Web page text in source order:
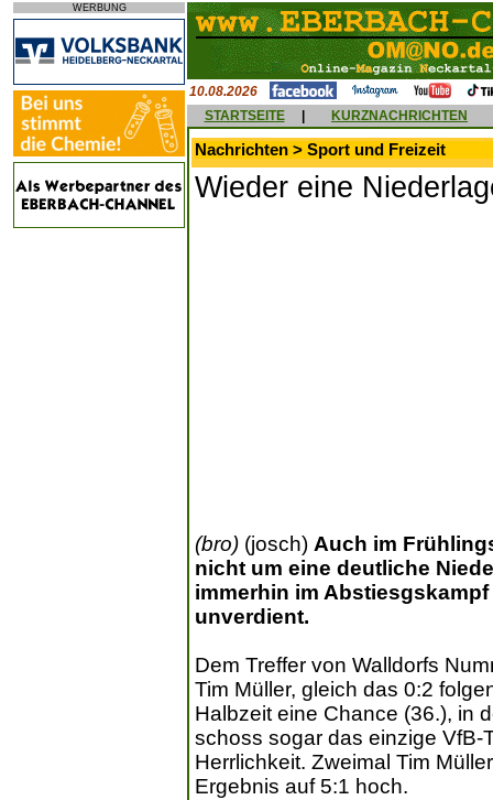
WERBUNG
10.08.2026
STARTSEITE
KURZNACHRICHTEN
Nachrichten > Sport und Freizeit
Wieder eine
(bro) (josch) Auch im
nicht um eine deutliche
immerhin im
unverdient.
Dem Treffer von Walldorfs
Tim Müller, gleich das 0:2
Halbzeit eine Chance (36.), in
schoss sogar das einzige VfB-
Herrlichkeit. Zweimal Tim
Ergebnis auf 5:1 hoch.